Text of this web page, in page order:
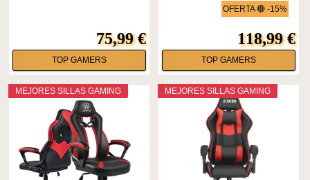
75,99 €
TOP GAMERS
OFERTA 🔴 -15%
Silla...
118,99 €
TOP GAMERS
MEJORES SILLAS GAMING MEJORES SILLAS GAMING